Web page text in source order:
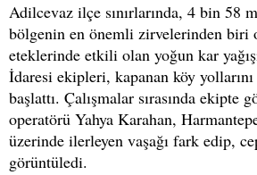
Adilcevaz ilçe sınırlarında, 4 bin 58
bölgenin en önemli zirvelerinden biri
eteklerinde etkili olan yoğun kar
İdaresi ekipleri, kapanan köy
başlattı. Çalışmalar sırasında ekipte
operatörü Yahya Karahan,
üzerinde ilerleyen vaşağı fark edip,
görüntüledi.